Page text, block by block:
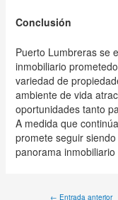
Conclusión
Puerto Lumbreras se
inmobiliario
variedad de
ambiente de vida
oportunidades tanto
A medida que
promete seguir
panorama inmobiliario
← Entrada anterior